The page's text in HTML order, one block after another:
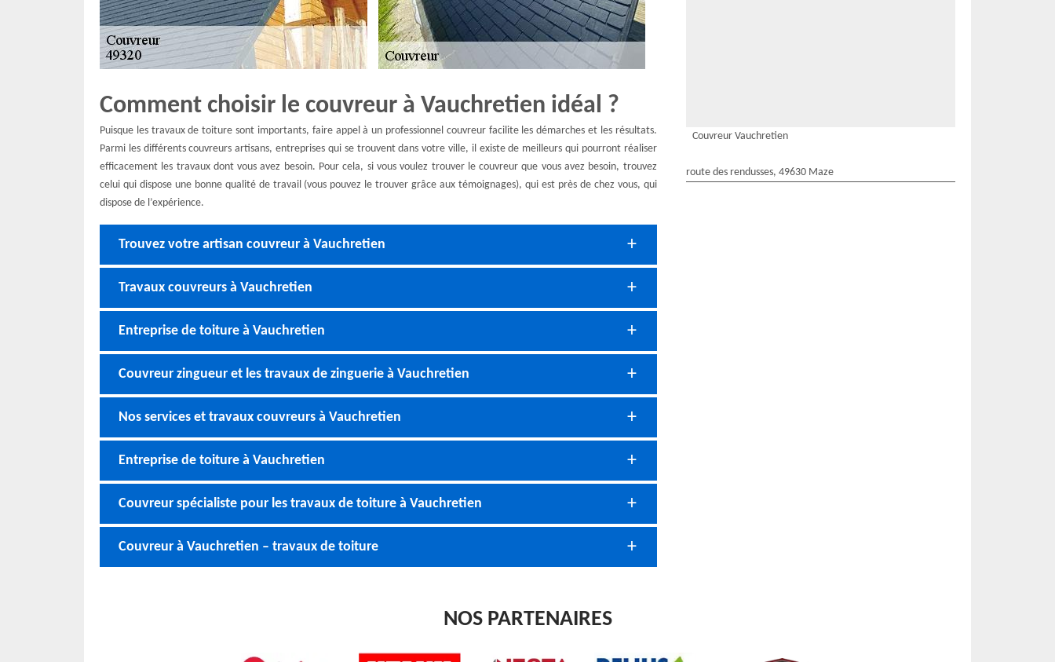
Comment choisir le couvreur à Vauchretien idéal ?
Puisque les travaux de toiture sont importants, faire appel à un professionnel couvreur facilite les démarches et les résultats.
Parmi les différents couvreurs artisans, entreprises qui se trouvent dans votre ville, il existe de meilleurs qui pourront réaliser
efficacement les travaux dont vous avez besoin. Pour cela, si vous voulez trouver le couvreur que vous avez besoin, trouvez
celui qui dispose une bonne qualité de travail (vous pouvez le trouver grâce aux témoignages), qui est près de chez vous, qui
dispose de l’expérience.
Trouvez votre artisan couvreur à Vauchretien
Travaux couvreurs à Vauchretien
Entreprise de toiture à Vauchretien
Couvreur zingueur et les travaux de zinguerie à Vauchretien
Nos services et travaux couvreurs à Vauchretien
Entreprise de toiture à Vauchretien
Couvreur spécialiste pour les travaux de toiture à Vauchretien
Couvreur à Vauchretien – travaux de toiture
Couvreur Vauchretien
route des rendusses, 49630 Maze
NOS PARTENAIRES